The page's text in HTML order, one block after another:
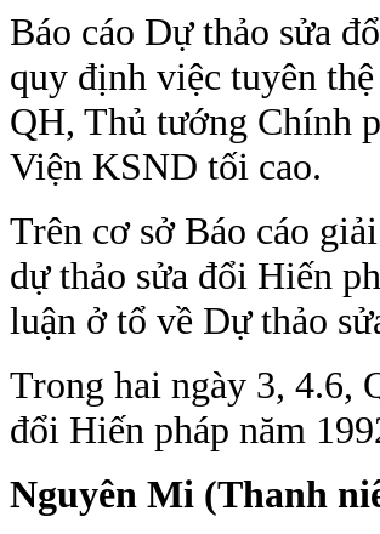
Báo cáo Dự thảo sửa
quy định việc tuyên
QH, Thủ tướng Chính
Viện KSND tối cao.
Trên cơ sở Báo cáo
dự thảo sửa đổi Hiến
luận ở tổ về Dự thảo
Trong hai ngày 3, 4.6,
đổi Hiến pháp năm
Nguyên Mi (Thanh